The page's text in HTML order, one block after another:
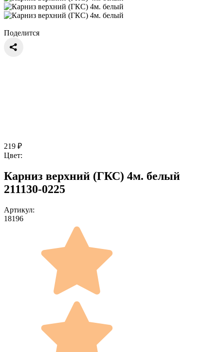
Поделится
219 ₽
Цвет:
Карниз верхний (ГКС) 4м. белый
211130-0225
Артикул:
18196